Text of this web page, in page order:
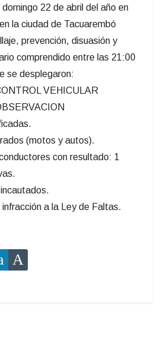
22 de abril del año en
la ciudad de Tacuarembó
prevención, disuasión y
comprendido entre las 21:00
se desplegaron:
VEHICULAR
(motos y autos).
con resultado: 1
a la Ley de Faltas.